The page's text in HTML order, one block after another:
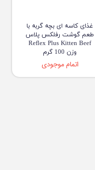
غذای کاسه ای بچه گربه با
طعم گوشت رفلکس پلاس
Reflex Plus Kitten Beef
وزن 100 گرم
اتمام موجودی